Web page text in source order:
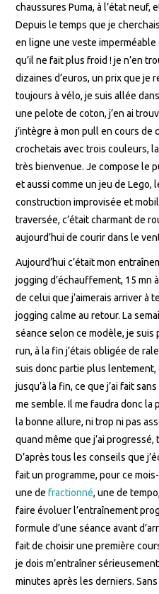
chaussures Puma, à l’état neuf,
Depuis le temps que je
en ligne une veste
qu’il ne fait plus froid ! je n’en
dizaines d’euros, un prix que je
toujours à vélo, je suis allée
une pelote de coton, j’en ai
j’intègre à mon pull en cours de
crochetais avec trois couleurs,
très bienvenue. Je compose le
et aussi comme un jeu de Lego,
construction improvisée et
traversée, c’était charmant de
aujourd’hui de courir dans le
Aujourd’hui c’était mon
jogging d’échauffement, 15 mn
de celui que j’aimerais arriver à
jogging calme au retour. La
séance selon ce modèle, je
run, à la fin j’étais obligée de
suis donc partie plus lentement,
jusqu’à la fin, ce que j’ai fait
me semble. Il me faudra donc
la bonne allure, ni trop ni pas
quand même que j’ai
D’après tous les conseils que
fait un programme, pour ce
une defractionné, une de
faire évoluer l’entraînement
formule d’une séance avant
fait de choisir une première
je dois m’entraîner
minutes après les derniers.